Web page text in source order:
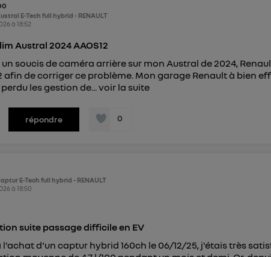
E-Tech full hybrid - RENAULT
à18:52
Austral 2024 AAOS12
un soucis de caméra arrière sur mon Austral de 2024,
afin de corriger ce problème. Mon garage Renault à bien
les gestion de...voir la suite
répondre 0
E-Tech full hybrid - RENAULT
à18:50
suite passage difficile en EV
l'achat d'un captur hybrid 160ch le 06/12/25, j'étais très